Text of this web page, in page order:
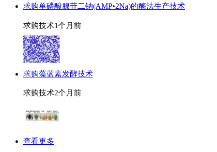
求购单磷酸腺苷二钠(AMP•2Na)的酶法生产技术
求购技术1个月前
求购藻蓝素发酵技术
求购技术2个月前
查看更多